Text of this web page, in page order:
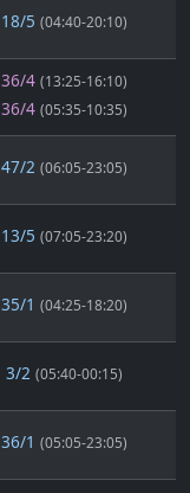
18/5 (04:40-20:10)
36/4 (13:25-16:10)
36/4 (05:35-10:35)
47/2 (06:05-23:05)
13/5 (07:05-23:20)
35/1 (04:25-18:20)
3/2 (05:40-00:15)
36/1 (05:05-23:05)